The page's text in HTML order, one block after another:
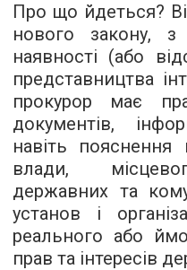
Про що йдеться?
нового закону,
наявності (або
представництва
прокурор має
документів,
навіть пояснення
влади,
державних та
установ і
реального або
прав та інтересів